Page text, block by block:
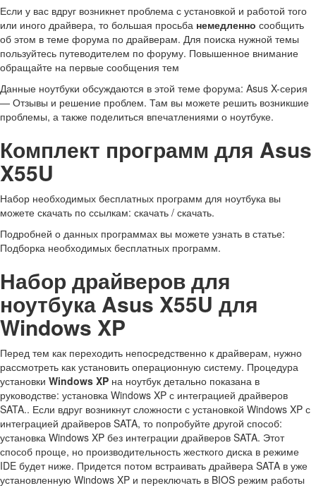
Если у вас вдруг возникнет проблема с установкой и работой того
или иного драйвера, то большая просьба немедленно сообщить
об этом в теме форума по драйверам. Для поиска нужной темы
пользуйтесь путеводителем по форуму. Повышенное внимание
обращайте на первые сообщения тем
Данные ноутбуки обсуждаются в этой теме форума: Asus X-серия
— Отзывы и решение проблем. Там вы можете решить возникшие
проблемы, а также поделиться впечатлениями о ноутбуке.
Комплект программ для Asus
X55U
Набор необходимых бесплатных программ для ноутбука вы
можете скачать по ссылкам: скачать / скачать.
Подробней о данных программах вы можете узнать в статье:
Подборка необходимых бесплатных программ.
Набор драйверов для
ноутбука Asus X55U для
Windows XP
Перед тем как переходить непосредственно к драйверам, нужно
рассмотреть как установить операционную систему. Процедура
установки Windows XP на ноутбук детально показана в
руководстве: установка Windows XP с интеграцией драйверов
SATA.. Если вдруг возникнут сложности с установкой Windows XP с
интеграцией драйверов SATA, то попробуйте другой способ:
установка Windows XP без интеграции драйверов SATA. Этот
способ проще, но производительность жесткого диска в режиме
IDE будет ниже. Придется потом встраивать драйвера SATA в уже
установленную Windows XP и переключать в BIOS режим работы